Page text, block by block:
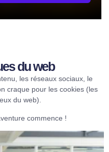
du web​
les réseaux sociaux, le
craque pour les cookies (les
du web).
commence !